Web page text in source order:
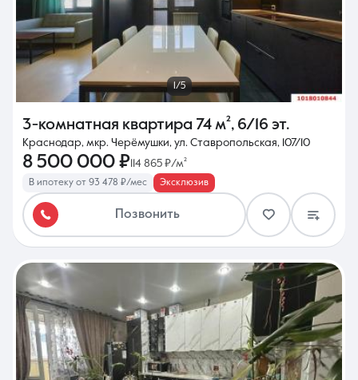
1/5
3-комнатная квартира 74 м², 6/16 эт.
Краснодар, мкр. Черёмушки, ул. Ставропольская, 107/10
8 500 000 ₽ 114 865 ₽/м²
В ипотеку от 93 478 ₽/мес Эксклюзив
Позвонить